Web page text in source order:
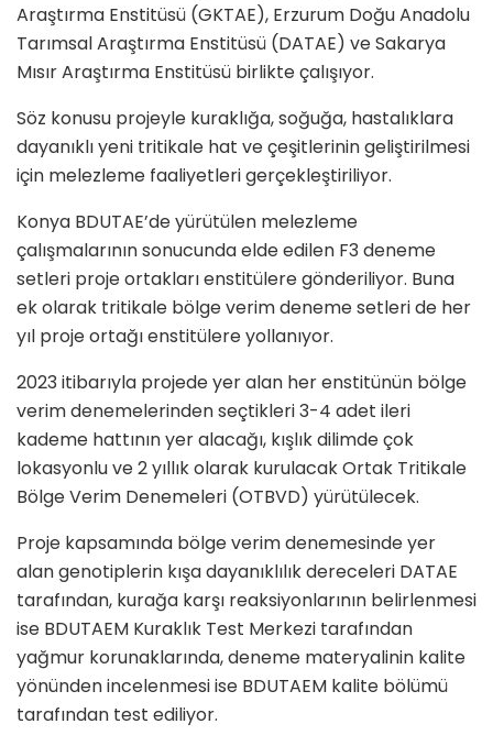
Araştırma Enstitüsü (GKTAE), Erzurum Doğu Anadolu
Tarımsal Araştırma Enstitüsü (DATAE) ve Sakarya
Mısır Araştırma Enstitüsü birlikte çalışıyor.
Söz konusu projeyle kuraklığa, soğuğa, hastalıklara
dayanıklı yeni tritikale hat ve çeşitlerinin geliştirilmesi
için melezleme faaliyetleri gerçekleştiriliyor.
Konya BDUTAE’de yürütülen melezleme
çalışmalarının sonucunda elde edilen F3 deneme
setleri proje ortakları enstitülere gönderiliyor. Buna
ek olarak tritikale bölge verim deneme setleri de her
yıl proje ortağı enstitülere yollanıyor.
2023 itibarıyla projede yer alan her enstitünün bölge
verim denemelerinden seçtikleri 3-4 adet ileri
kademe hattının yer alacağı, kışlık dilimde çok
lokasyonlu ve 2 yıllık olarak kurulacak Ortak Tritikale
Bölge Verim Denemeleri (OTBVD) yürütülecek.
Proje kapsamında bölge verim denemesinde yer
alan genotiplerin kışa dayanıklılık dereceleri DATAE
tarafından, kurağa karşı reaksiyonlarının belirlenmesi
ise BDUTAEM Kuraklık Test Merkezi tarafından
yağmur korunaklarında, deneme materyalinin kalite
yönünden incelenmesi ise BDUTAEM kalite bölümü
tarafından test ediliyor.